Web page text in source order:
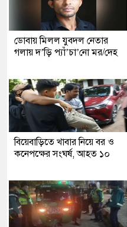
ডোবায় মিলল যুবদল নেতার
গলায় দ’ড়ি প্যাঁ’চা’নো মর/দেহ
বিয়েবাড়িতে খাবার নিয়ে বর ও
কনেপক্ষের সংঘর্ষ, আহত ১০